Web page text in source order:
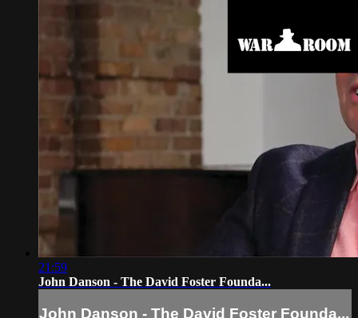
21:59
John Danson - The David Foster Founda...
John Danson - The David Foster Founda...